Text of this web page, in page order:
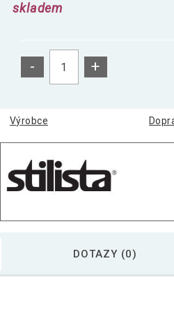
skladem
- +
Výrobce
DOTAZY (0)